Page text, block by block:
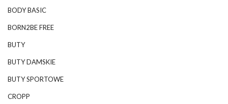
BODY BASIC
BORN2BE FREE
BUTY
BUTY DAMSKIE
BUTY SPORTOWE
CROPP